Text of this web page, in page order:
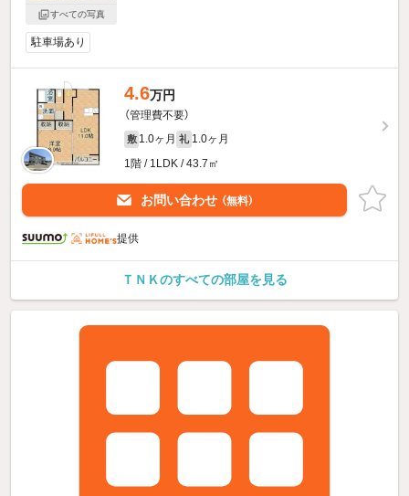
すべての写真
駐車場あり
4.6万円
（管理費不要）
敷 1.0ヶ月 礼 1.0ヶ月
1階 / 1LDK / 43.7㎡
お問い合わせ （無料）
提供
ＴＮＫのすべての部屋を見る